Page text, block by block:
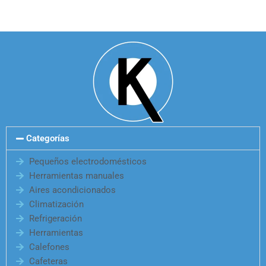
Categorías
Pequeños electrodomésticos
Herramientas manuales
Aires acondicionados
Climatización
Refrigeración
Herramientas
Calefones
Cafeteras